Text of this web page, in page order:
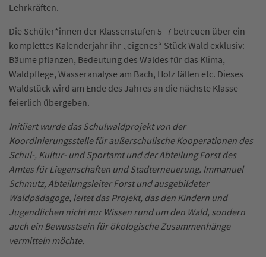
Lehrkräften.
Die Schüler*innen der Klassenstufen 5 -7 betreuen über ein
komplettes Kalenderjahr ihr „eigenes“ Stück Wald exklusiv:
Bäume pflanzen, Bedeutung des Waldes für das Klima,
Waldpflege, Wasseranalyse am Bach, Holz fällen etc. Dieses
Waldstück wird am Ende des Jahres an die nächste Klasse
feierlich übergeben.
Initiiert wurde das Schulwaldprojekt von der
Koordinierungsstelle für außerschulische Kooperationen des
Schul-, Kultur- und Sportamt und der Abteilung Forst des
Amtes für Liegenschaften und Stadterneuerung. Immanuel
Schmutz, Abteilungsleiter Forst und ausgebildeter
Waldpädagoge, leitet das Projekt, das den Kindern und
Jugendlichen nicht nur Wissen rund um den Wald, sondern
auch ein Bewusstsein für ökologische Zusammenhänge
vermitteln möchte.